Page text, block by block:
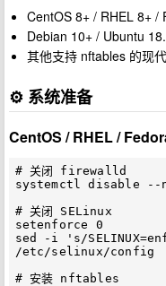
CentOS 8+ / RHEL 8+ /
Debian 10+ / Ubuntu
其他支持 nftables 的现
⚙️ 系统准备
CentOS / RHEL /
# 关闭 firewalld
systemctl disable --
# 关闭 SELinux
setenforce 0
sed -i 's/
/etc/selinux/config
# 安装 nftables